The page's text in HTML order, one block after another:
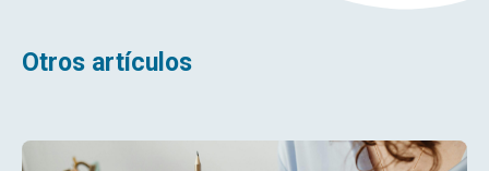
Otros artículos